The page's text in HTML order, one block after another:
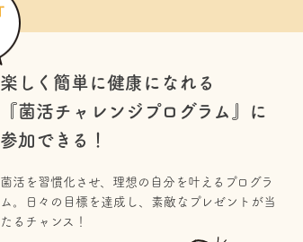
楽しく簡単に健康になれる
『菌活チャレンジプログラム』に
参加できる！
菌活を習慣化させ、理想の自分を叶えるプログラ
ム。日々の目標を達成し、素敵なプレゼントが当
たるチャンス！